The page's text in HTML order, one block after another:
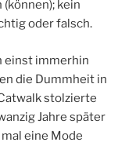
kein
oder falsch.
einst immerhin
die Dummheit in
stolzierte
Jahre später
eine Mode